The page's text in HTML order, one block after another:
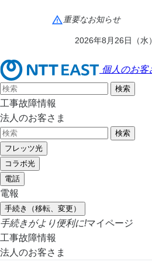
重要なお知らせ
2026年8月26日（水
個人のお客
工事故障情報
法人のお客さま
フレッツ光
コラボ光
電話
電報
手続き（移転、変更）
手続きがより便利に!マイページ
工事故障情報
法人のお客さま